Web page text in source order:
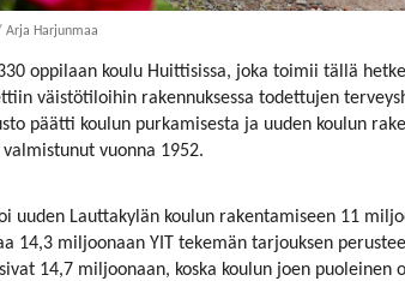
Arja Harjunmaa
oppilaan koulu Huittisissa, joka toimii tällä
väistötiloihin rakennuksessa todettujen
päätti koulun purkamisesta ja uuden koulun
vuonna 1952.
uuden Lauttakylän koulun rakentamiseen 11
14,3 miljoonaan YIT tekemän tarjouksen
14,7 miljoonaan, koska koulun joen puoleinen